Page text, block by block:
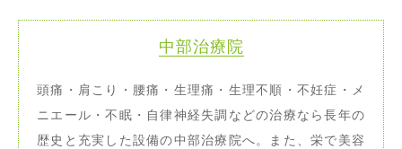
中部治療院
頭痛・肩こり・腰痛・生理痛・生理不順・不妊症・メ
ニエール・不眠・自律神経失調などの治療なら長年の
歴史と充実した設備の中部治療院へ。また、栄で美容